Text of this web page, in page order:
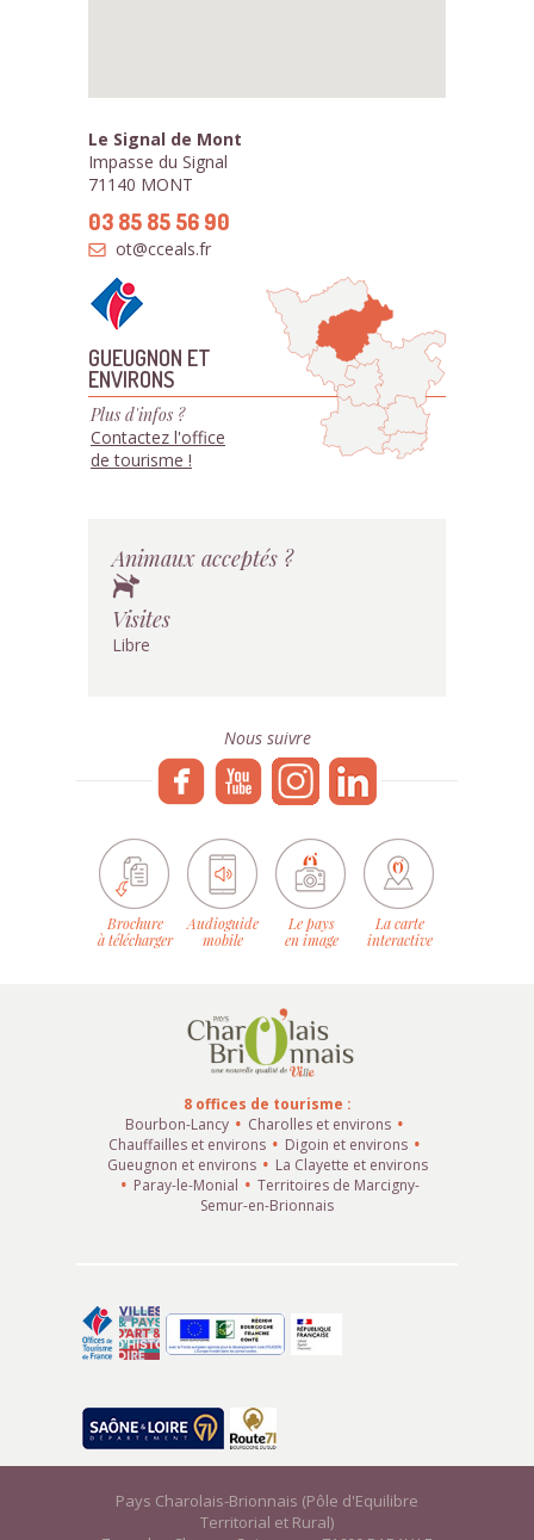
Le Signal de Mont
Impasse du Signal
71140 MONT
03 85 85 56 90
ot@cceals.fr
GUEUGNON ET
ENVIRONS
Plus d'infos ?
Contactez l'office
de tourisme !
Animaux acceptés ?
Visites
Libre
Nous suivre
Brochure
à télécharger
Audioguide
mobile
Le pays
en image
La carte
interactive
8 offices de tourisme :
Bourbon-Lancy
Charolles et environs
Chauffailles et environs
Digoin et environs
Gueugnon et environs
La Clayette et environs
Paray-le-Monial
Territoires de Marcigny-
Semur-en-Brionnais
Pays Charolais-Brionnais (Pôle d'Equilibre
Territorial et Rural)